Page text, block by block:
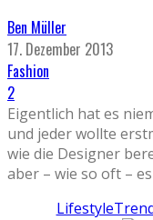
Ben Müller
17. Dezember 2013
Fashion
2
Eigentlich hat es
und jeder wollte
wie die Designer
aber – wie so oft –